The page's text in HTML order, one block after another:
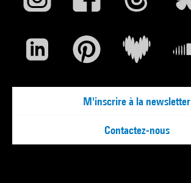
M'inscrire à la newsletter
Contactez-nous